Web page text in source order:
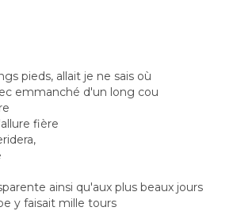
pieds, allait je ne sais où
emmanché d'un long cou
fière
ainsi qu'aux plus beaux jours
y faisait mille tours